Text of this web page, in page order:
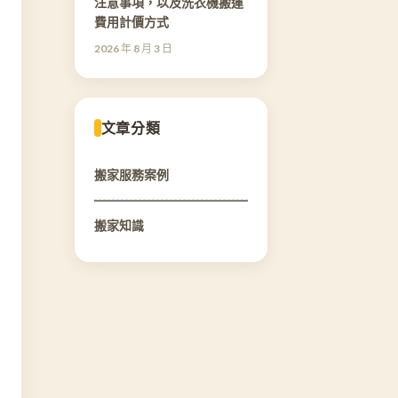
費用計價方式
2026 年 8 月 3 日
文章分類
搬家服務案例
搬家知識